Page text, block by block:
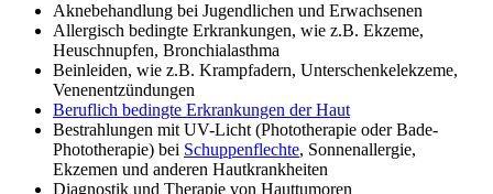
Aknebehandlung bei Jugendlichen und Erwachsenen
​Allergisch bedingte Erkrankungen, wie z.B. Ekzeme,
Heuschnupfen, Bronchialasthma
Beinleiden, wie z.B. Krampfadern, Unterschenkelekzeme,
Venenentzündungen
Beruflich bedingte Erkrankungen der Haut
Bestrahlungen mit UV-Licht (Phototherapie oder Bade-
Phototherapie) bei Schuppenflechte, Sonnenallergie,
Ekzemen und anderen Hautkrankheiten
Diagnostik und Therapie von Hauttumoren ​​